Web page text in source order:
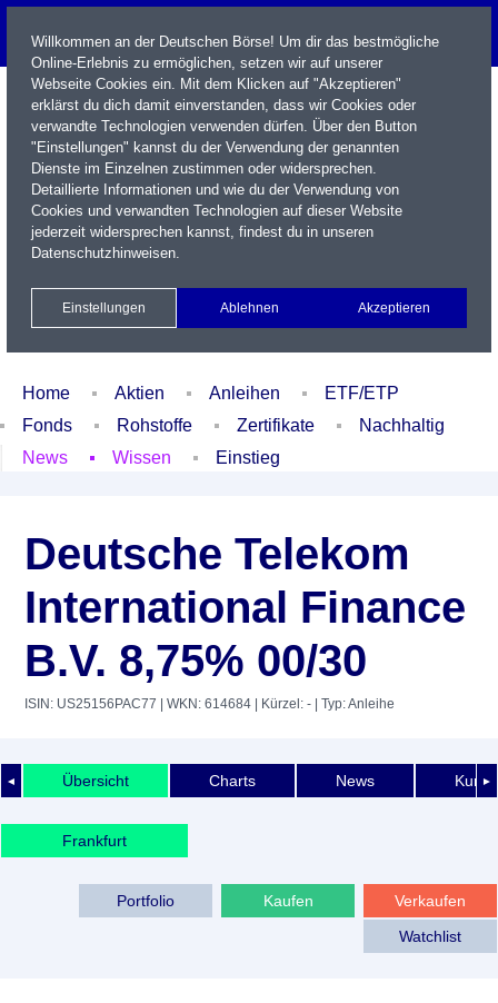
Name / WKN / ISIN / Kürzel
Xetra Realtime
Watchlist Portfolio Login
Home Aktien Anleihen
ETF/ETP
Fonds
Rohstoffe Zertifikate
Nachhaltig
News
Wissen Einstieg
Deutsche Telekom
International Finance
B.V. 8,75% 00/30
ISIN: US25156PAC77 | WKN: 614684 | Kürzel: - | Typ: Anleihe
◄ ►
Übersicht Charts News
Frankfurt
Verkaufen
Kaufen
Portfolio
Watchlist
Willkommen an der Deutschen Börse! Um dir das bestmögliche
Online-Erlebnis zu ermöglichen, setzen wir auf unserer
Webseite Cookies ein. Mit dem Klicken auf "Akzeptieren"
erklärst du dich damit einverstanden, dass wir Cookies oder
verwandte Technologien verwenden dürfen. Über den Button
"Einstellungen" kannst du der Verwendung der genannten
Dienste im Einzelnen zustimmen oder widersprechen.
Detaillierte Informationen und wie du der Verwendung von
Cookies und verwandten Technologien auf dieser Website
jederzeit widersprechen kannst, findest du in unseren
Datenschutzhinweisen.
Einstellungen Ablehnen Akzeptieren